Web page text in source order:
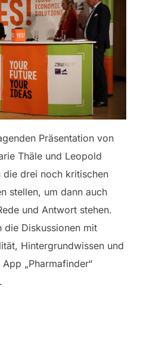
Präsentation von
Thäle und Leopold
die drei noch kritischen
stellen, um dann auch
und Antwort stehen.
die Diskussionen mit
Hintergrundwissen und
„Pharmafinder“